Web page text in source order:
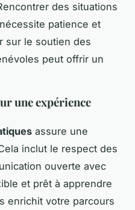
des situations
patience et
sur le soutien des
peut offrir un
une expérience
assure une
inclut le respect des
ouverte avec
et prêt à apprendre
enrichit votre parcours